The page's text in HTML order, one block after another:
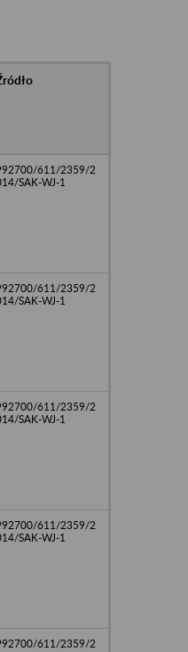
611/2359/2
SAK-WJ-1
611/2359/2
SAK-WJ-1
611/2359/2
SAK-WJ-1
611/2359/2
SAK-WJ-1
611/2359/2